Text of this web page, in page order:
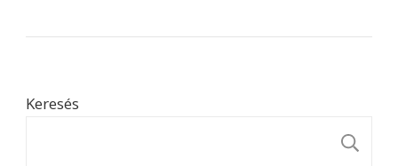
Keresés